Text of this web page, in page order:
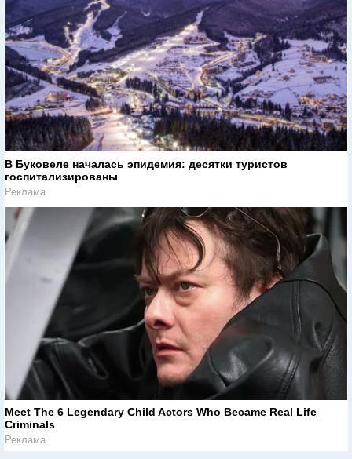
В Буковеле началась эпидемия: десятки туристов
госпитализированы
Реклама
Meet The 6 Legendary Child Actors Who Became Real Life
Criminals
Реклама